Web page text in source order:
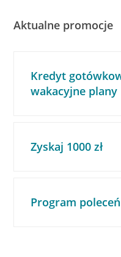
Aktualne promocje
Kredyt
wakacyjne plany
Zyskaj 1000 zł
Program poleceń